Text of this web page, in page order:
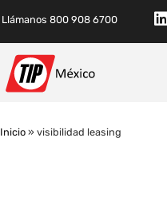
Llámanos 800 908 6700
Inicio » visibilidad leasing